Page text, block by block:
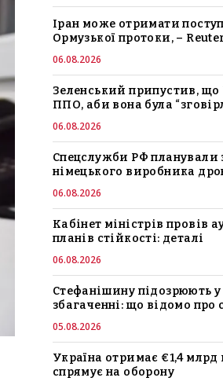
Іран може отримати
Ормузької протоки, –
06.08.2026
Зеленський припустив, що
ППО, аби вона була
06.08.2026
Спецслужби РФ планували
німецького виробника
06.08.2026
Кабінет міністрів провів
планів стійкості: деталі
06.08.2026
Стефанішину підозрюють
збагаченні: що відомо про
05.08.2026
Україна отримає €1,4 млрд
спрямує на оборону